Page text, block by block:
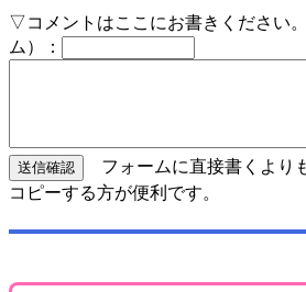
▽コメントはここにお書きください
ム）：
フォームに直接書くより
コピーする方が便利です。